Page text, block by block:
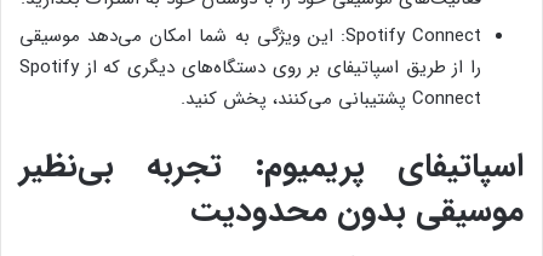
Spotify Connect: این ویژگی به شما امکان می‌دهد موسیقی
را از طریق اسپاتیفای بر روی دستگاه‌های دیگری که از Spotify
Connect پشتیبانی می‌کنند، پخش کنید.
اسپاتیفای پریمیوم: تجربه بی‌نظیر
موسیقی بدون محدودیت